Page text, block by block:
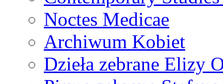
Noctes Medicae
Archiwum Kobiet
Dzieła zebrane Elizy